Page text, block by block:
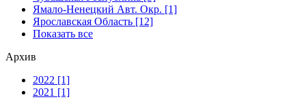
Ямало-Ненецкий Авт. Окр. [1]
Ярославская Область [12]
Показать все
Архив
2022 [1]
2021 [1]